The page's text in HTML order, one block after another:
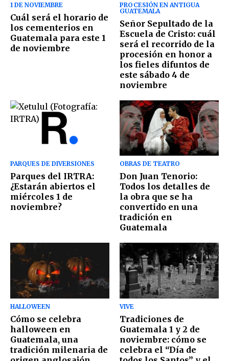
1 DE NOVIEMBRE
Cuál será el horario de
los cementerios en
Guatemala para este 1
de noviembre
PROCESIÓN EN ANTIGUA
GUATEMALA
Señor Sepultado de la
Escuela de Cristo: cuál
será el recorrido de la
procesión en honor a
los fieles difuntos de
este sábado 4 de
noviembre
PARQUES DE DIVERSIONES
Parques del IRTRA:
¿Estarán abiertos el
miércoles 1 de
noviembre?
OBRAS DE TEATRO
Don Juan Tenorio:
Todos los detalles de
la obra que se ha
convertido en una
tradición en
Guatemala
HALLOWEEN
Cómo se celebra
halloween en
Guatemala, una
tradición milenaria de
VIVE
Tradiciones de
Guatemala 1 y 2 de
noviembre: cómo se
celebra el “Día de